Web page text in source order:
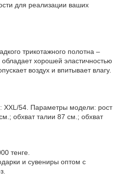
для реализации ваших
трикотажного полотна –
хорошей эластичностью
воздух и впитывает влагу.
XXL/54. Параметры модели: рост
обхват талии 87 см.; обхват
тенге.
и сувениры оптом с